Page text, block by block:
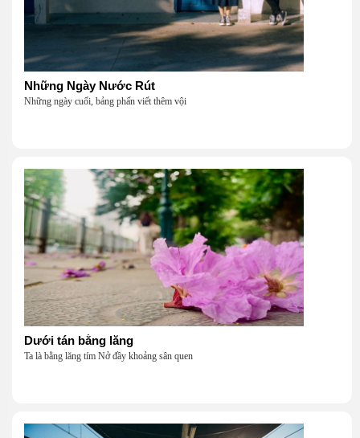
Những Ngày Nước Rút
Những ngày cuối, bảng phấn viết thêm vội
Dưới tán bằng lăng
Ta là bằng lăng tím Nở đầy khoảng sân quen